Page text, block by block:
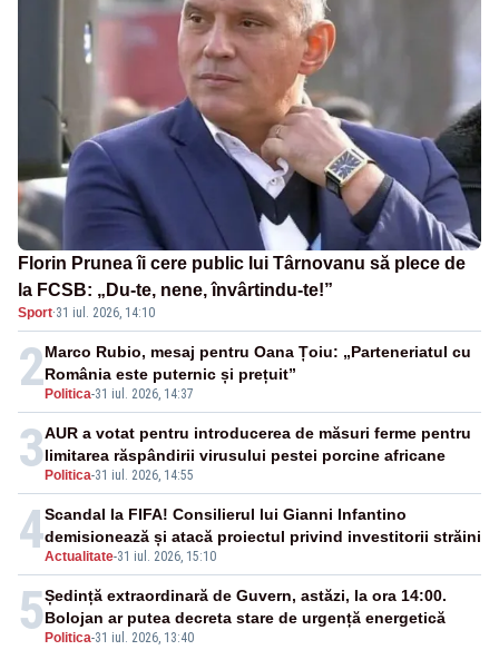
Florin Prunea îi cere public lui Târnovanu să plece de
la FCSB: „Du-te, nene, învârtindu-te!”
Sport·31 iul. 2026, 14:10
2 Politica-31 iul. 2026, 14:37
Marco Rubio, mesaj pentru Oana Țoiu: „Parteneriatul cu
România este puternic și prețuit”
3 Politica-31 iul. 2026, 14:55
AUR a votat pentru introducerea de măsuri ferme pentru
limitarea răspândirii virusului pestei porcine africane
4Actualitate-31 iul. 2026, 15:10
Scandal la FIFA! Consilierul lui Gianni Infantino
demisionează și atacă proiectul privind investitorii străini
5 Politica-31 iul. 2026, 13:40
Ședință extraordinară de Guvern, astăzi, la ora 14:00.
Bolojan ar putea decreta stare de urgență energetică